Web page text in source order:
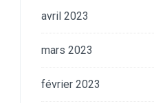
avril 2023
mars 2023
février 2023